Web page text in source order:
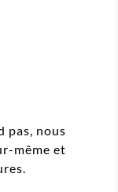
pas, nous
même et